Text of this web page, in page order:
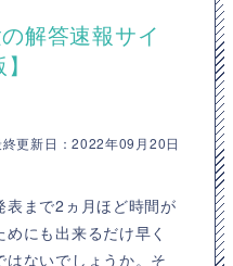
解答速報サイ
更新日：2022年09月20日
表まで2ヵ月ほど時間が
にも出来るだけ早く
ないでしょうか。そ